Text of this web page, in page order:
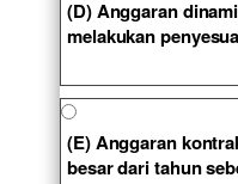
(D) Anggaran
melakukan
(E) Anggaran
besar dari tahun